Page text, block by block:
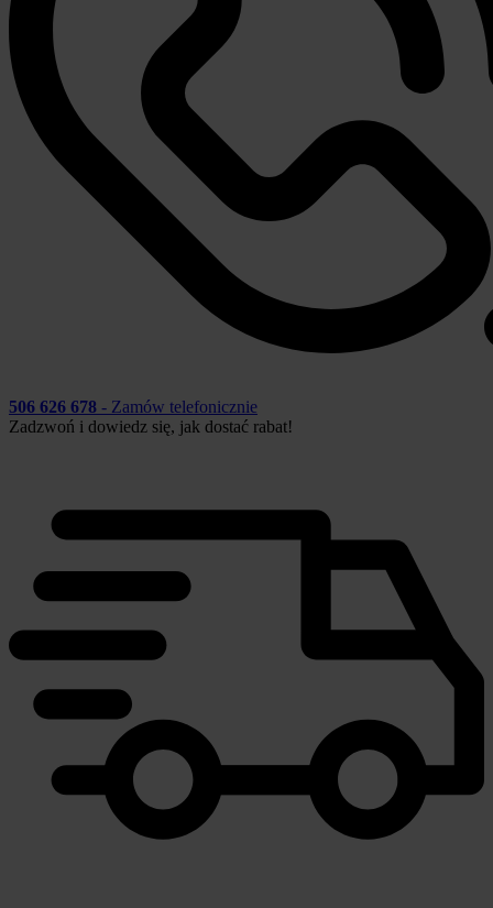
506 626 678 - Zamów telefonicznie
Zadzwoń i dowiedz się, jak dostać rabat!